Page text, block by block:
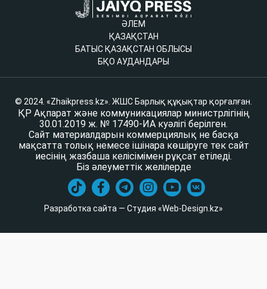
ӘЛЕМ
ҚАЗАҚСТАН
БАТЫС ҚАЗАҚСТАН ОБЛЫСЫ
БҚО АУДАНДАРЫ
© 2024. «Zhaikpress.kz». ЖШС Барлық құқықтар қорғалған.
ҚР Ақпарат және коммуникациялар министрлігінің
30.01.2019 ж. № 17490-ИА куәлігі берілген.
Сайт материалдарын коммерциялық не басқа
мақсатта толық немесе ішінара көшіруге тек сайт
иесінің жазбаша келісімімен рұқсат етіледі.
Біз әлеуметтік желілерде
Разработка сайта — Студия «Web-Design.kz»